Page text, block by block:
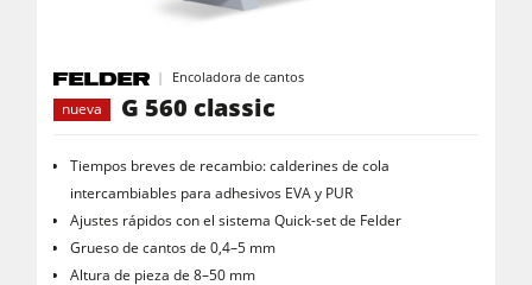
Encoladora de cantos
nueva
G 560 classic
Tiempos breves de recambio: calderines de cola
intercambiables para adhesivos EVA y PUR
Ajustes rápidos con el sistema Quick-set de Felder
Grueso de cantos de 0,4–5 mm
Altura de pieza de 8–50 mm